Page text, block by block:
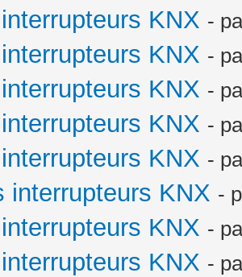
KNX -
KNX -
KNX -
KNX -
KNX -
interrupteurs KNX -
KNX -
KNX -